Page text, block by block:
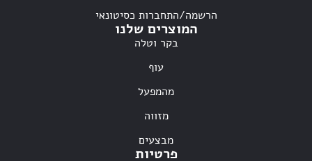
הרשמה/התחברות כסיטונאי
המוצרים שלנו
בקר וטלה
עוף
מהמפעל
מזווה
מבצעים
פרטיות